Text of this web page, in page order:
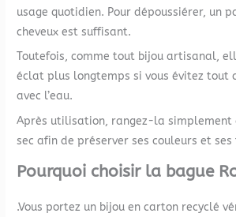
usage quotidien. Pour dépoussiérer, un
cheveux est suffisant.
Toutefois, comme tout bijou artisanal,
éclat plus longtemps si vous évitez tout
avec l’eau.
Après utilisation, rangez-la simplement
sec afin de préserver ses couleurs et
Pourquoi choisir la bague
.Vous portez un bijou en carton recyclé